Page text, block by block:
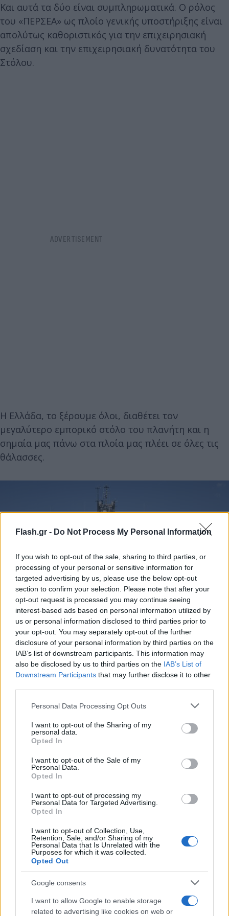
Flash.gr - Do Not Process My Personal Information
If you wish to opt-out of the sale, sharing to third parties, or
processing of your personal or sensitive information for
targeted advertising by us, please use the below opt-out
section to confirm your selection. Please note that after your
opt-out request is processed you may continue seeing
interest-based ads based on personal information utilized by
us or personal information disclosed to third parties prior to
your opt-out. You may separately opt-out of the further
disclosure of your personal information by third parties on the
IAB’s list of downstream participants. This information may
also be disclosed by us to third parties on the IAB’s List of
Downstream Participants that may further disclose it to other
Please note that this website/app uses one or more Google
not limited to your visit or usage behaviour. You may click to
grant or deny consent to Google and its third-party tags to
use your data for below specified purposes in below Google
consent section.
Personal Data Processing Opt Outs
I want to opt-out of the Sharing of my
personal data.
Opted In
I want to opt-out of the Sale of my
Personal Data.
Opted In
I want to opt-out of processing my
Personal Data for Targeted Advertising.
Opted In
I want to opt-out of Collection, Use,
Retention, Sale, and/or Sharing of my
Personal Data that Is Unrelated with the
Purposes for which it was collected.
Opted Out
Google consents
I want to allow Google to enable storage
related to advertising like cookies on web or
Και αυτά τα δύο είναι συμπληρωματικά. Ο ρόλος
του «ΠΕΡΣΕΑ» ως πλοίο γενικής υποστήριξης είναι
απολύτως καθοριστικός για την επιχειρησιακή
σχεδίαση και την επιχειρησιακή δυνατότητα του
Στόλου.
Η Ελλάδα, το ξέρουμε όλοι, διαθέτει τον
μεγαλύτερο εμπορικό στόλο του πλανήτη και η
σημαία μας πάνω στα πλοία μας πλέει σε όλες τις
θάλασσες.
Όμως, δε νοείται ισχυρό Εμπορικό Ναυτικό χωρίς
δυνατότητες να επιχειρεί πέραν του ορίζοντα. Και
το Πολεμικό Ναυτικό δεν μπορεί να επιχειρεί
πέραν του ορίζοντα χωρίς πλοία υποστήριξης,
Αυτός είναι ο μεγάλος ρόλος και η προσφορά του
«ΠΕΡΣΕΑ».
Θέλω λοιπόν, κύριε Ναύαρχε, να σας εκφράσω την
της χώρας, αλλά νομίζω θα μου επιτρέψετε να πω,
εκφράζοντάς την αξιόπιστα, και της ελληνικής
κοινωνίας.
Η πατρίδα μας στάθηκε πάντα χάρη στη μεγάλη
παράδοση των δωρεών και των δωρητών και ο